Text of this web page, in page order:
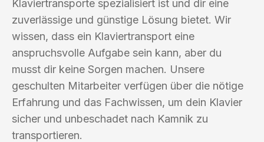
Klaviertransporte spezialisiert ist und dir eine
zuverlässige und günstige Lösung bietet. Wir
wissen, dass ein Klaviertransport eine
anspruchsvolle Aufgabe sein kann, aber du
musst dir keine Sorgen machen. Unsere
geschulten Mitarbeiter verfügen über die nötige
Erfahrung und das Fachwissen, um dein Klavier
sicher und unbeschadet nach Kamnik zu
transportieren.